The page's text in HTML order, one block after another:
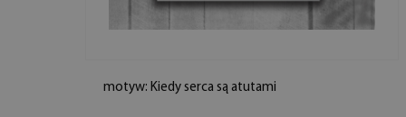
motyw: Kiedy serca są atutami